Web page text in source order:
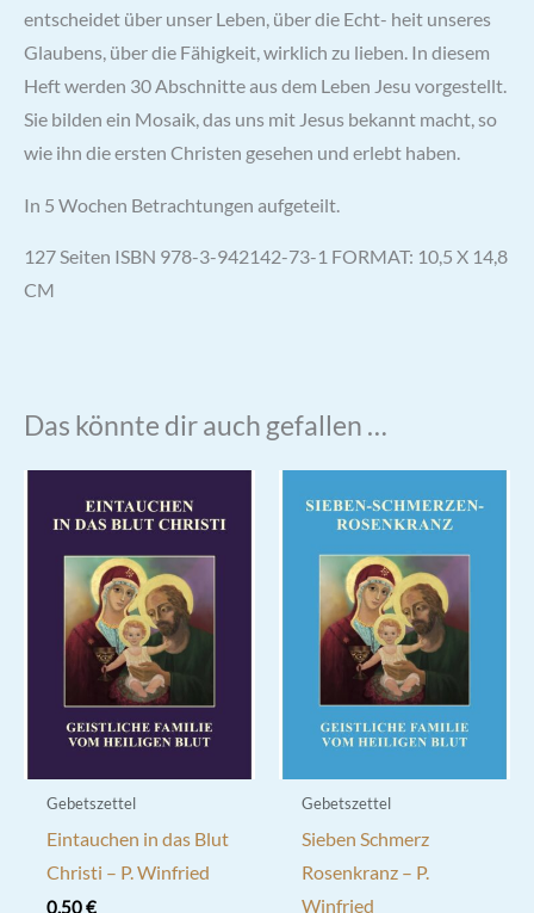
entscheidet über unser Leben, über die Echt- heit unseres
Glaubens, über die Fähigkeit, wirklich zu lieben. In diesem
Heft werden 30 Abschnitte aus dem Leben Jesu vorgestellt.
Sie bilden ein Mosaik, das uns mit Jesus bekannt macht, so
wie ihn die ersten Christen gesehen und erlebt haben.
In 5 Wochen Betrachtungen aufgeteilt.
127 Seiten ISBN 978-3-942142-73-1 FORMAT: 10,5 X 14,8
CM
Das könnte dir auch gefallen …
Gebetszettel
Eintauchen in das Blut
Christi – P. Winfried
0,50€
Gebetszettel
Sieben Schmerz
Rosenkranz – P.
Winfried